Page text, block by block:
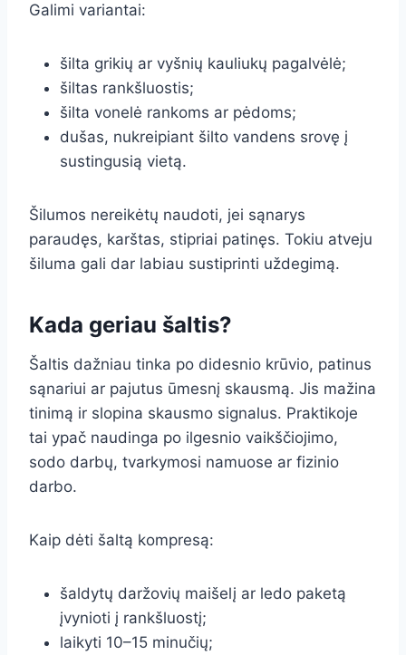
Galimi variantai:
šilta grikių ar vyšnių kauliukų pagalvėlė;
šiltas rankšluostis;
šilta vonelė rankoms ar pėdoms;
dušas, nukreipiant šilto vandens srovę į
sustingusią vietą.
Šilumos nereikėtų naudoti, jei sąnarys
paraudęs, karštas, stipriai patinęs. Tokiu atveju
šiluma gali dar labiau sustiprinti uždegimą.
Kada geriau šaltis?
Šaltis dažniau tinka po didesnio krūvio, patinus
sąnariui ar pajutus ūmesnį skausmą. Jis mažina
tinimą ir slopina skausmo signalus. Praktikoje
tai ypač naudinga po ilgesnio vaikščiojimo,
sodo darbų, tvarkymosi namuose ar fizinio
darbo.
Kaip dėti šaltą kompresą:
šaldytų daržovių maišelį ar ledo paketą
įvynioti į rankšluostį;
laikyti 10–15 minučių;